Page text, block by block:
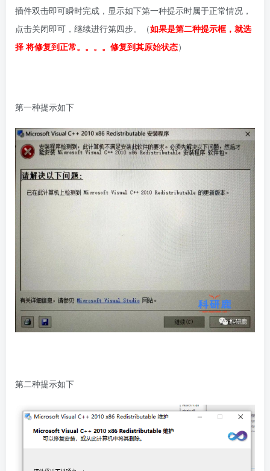
插件双击即可瞬时完成，显示如下第一种提示时属于正常情况，
点击关闭即可，继续进行第四步。（如果是第二种提示框，就选
择 将修复到正常。。。。修复到其原始状态）
第一种提示如下
第二种提示如下